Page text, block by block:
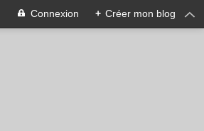
Connexion + Créer mon blog